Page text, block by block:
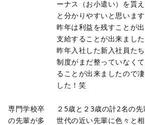
ーナス（お小遣い）を貰
と分かりやすいと思います
昨年は利益を残すことが
支給することが出来ました
昨年入社した新入社員た
制度がまだ整っていなく
ることが出来ましたので
した！笑
専門学校卒
の先輩が多
２5歳と２3歳の計2名の
世代の近い先輩に色々と